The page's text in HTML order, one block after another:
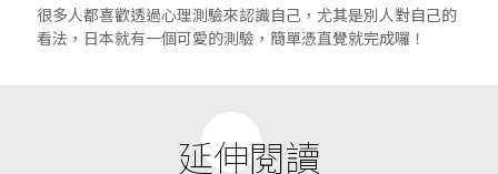
很多人都喜歡透過心理測驗來認識自己，尤其是別人對自己的
看法，日本就有一個可愛的測驗，簡單憑直覺就完成囉！
延伸閱讀